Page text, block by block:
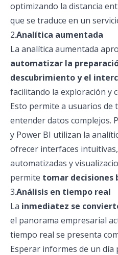
optimizando la distancia
que se traduce en un
2.Analítica aumentada
La analítica aumentada
automatizar la
descubrimiento y el
facilitando la exploración y
Esto permite a usuarios de
entender datos complejos.
y Power BI utilizan la
ofrecer interfaces
automatizadas y
permite tomar decisiones
3.Análisis en tiempo real
La inmediatez se
el panorama empresarial
tiempo real se presenta
Esperar informes de un